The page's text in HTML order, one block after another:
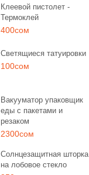
Клеевой пистолет -
Термоклей
400сом
Светящиеся татуировки
100сом
Вакууматор упаковщик
еды с пакетами и
резаком
2300сом
Солнцезащитная шторка
на лобовое стекло